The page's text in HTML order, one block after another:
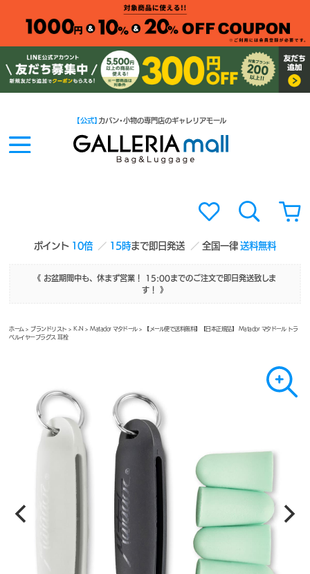
ポイント 10倍 15時まで即日発送 全国一律送料無料
【公式】 カバン・小物の専門店のギャレリアモール
《 お盆期間中も、休まず営業！ 15:00までのご注文で即日発送致しま
す！ 》
ホーム >ブランドリスト > K-N >Matador マタドール> 【メール便で送料無料】【日本正規品】 Matador マタドール トラ
ベルイヤープラグス 耳栓